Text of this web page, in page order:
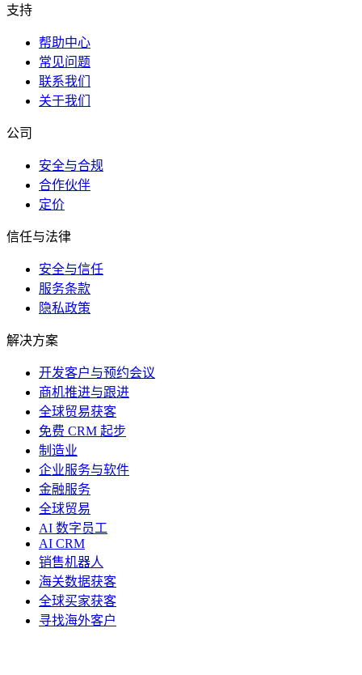
支持
帮助中心
常见问题
联系我们
关于我们
公司
安全与合规
合作伙伴
定价
信任与法律
安全与信任
服务条款
隐私政策
解决方案
开发客户与预约会议
商机推进与跟进
全球贸易获客
免费 CRM 起步
制造业
企业服务与软件
金融服务
全球贸易
AI 数字员工
AI CRM
销售机器人
海关数据获客
全球买家获客
寻找海外客户